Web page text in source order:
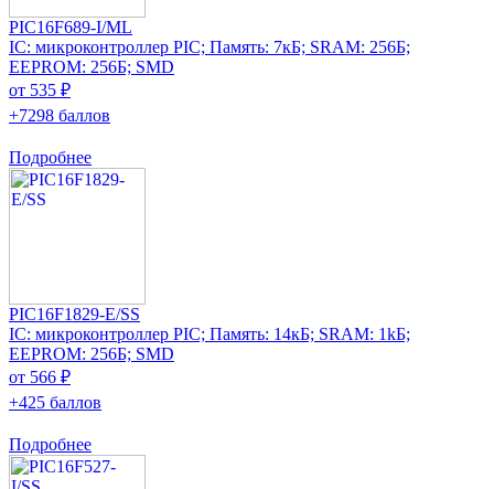
PIC16F689-I/ML
IC: микроконтроллер PIC; Память: 7кБ; SRAM: 256Б;
EEPROM: 256Б; SMD
от 535 ₽
+7298 баллов
Подробнее
PIC16F1829-E/SS
IC: микроконтроллер PIC; Память: 14кБ; SRAM: 1kБ;
EEPROM: 256Б; SMD
от 566 ₽
+425 баллов
Подробнее